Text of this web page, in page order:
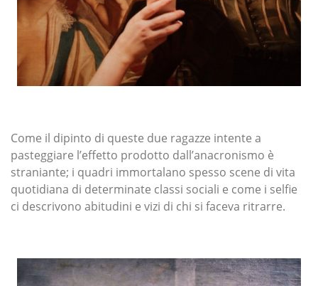
Come il dipinto di queste due ragazze intente a
pasteggiare l’effetto prodotto dall’anacronismo è
straniante; i quadri immortalano spesso scene di vita
quotidiana di determinate classi sociali e come i selfie
ci descrivono abitudini e vizi di chi si faceva ritrarre.